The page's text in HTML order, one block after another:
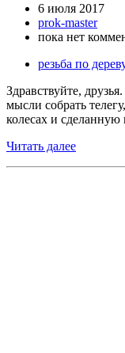
6 июля 2017
prok-master
пока нет
резьба по дереву
Здравствуйте,
мысли собрать
колесах и
Читать далее